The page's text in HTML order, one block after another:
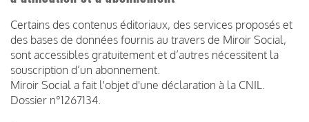
Certains des contenus éditoriaux, des services proposés et
des bases de données fournis au travers de Miroir Social,
sont accessibles gratuitement et d’autres nécessitent la
souscription d’un abonnement.
Miroir Social a fait l'objet d'une déclaration à la CNIL.
Dossier n°1267134.